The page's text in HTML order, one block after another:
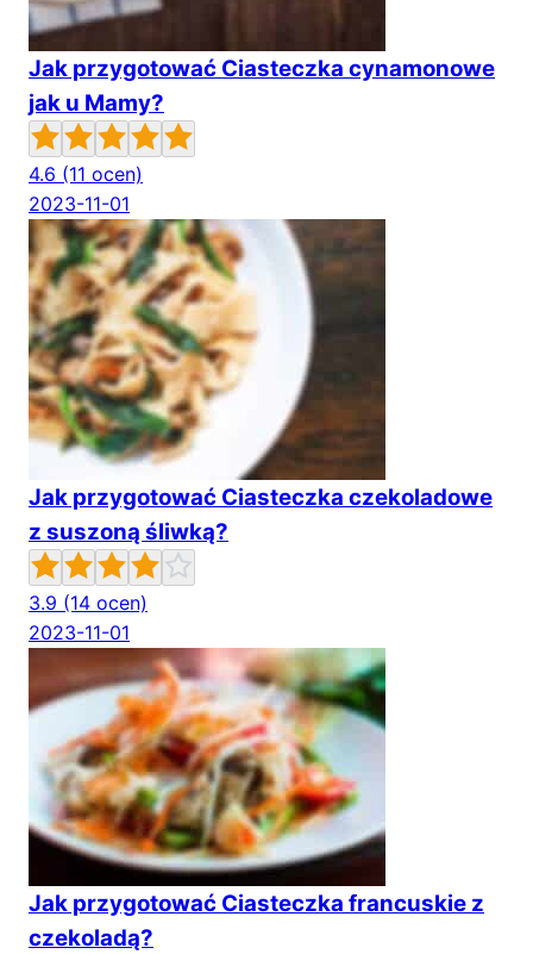
Jak przygotować Ciasteczka cynamonowe
jak u Mamy?
4.6 (11 ocen)
2023-11-01
Jak przygotować Ciasteczka czekoladowe
z suszoną śliwką?
3.9 (14 ocen)
2023-11-01
Jak przygotować Ciasteczka francuskie z
czekoladą?